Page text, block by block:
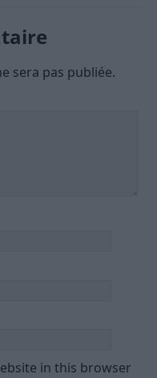
sera pas publiée.
in this browser